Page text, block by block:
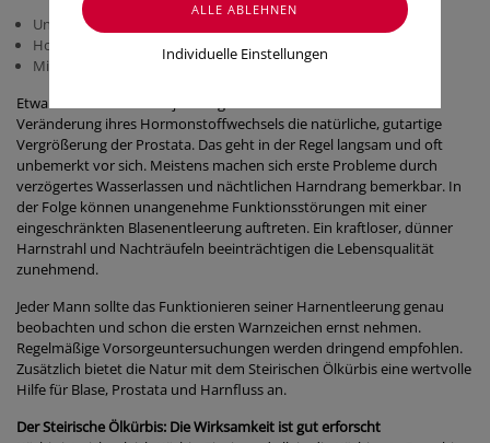
Unterstützt einen normalen Harnfluss
Hoch konzentriert für den Mann ab 40
Mit EFLA
940: Rein pflanzlicher, patentierter Spezialextrakt
Etwa ab dem 40. Lebensjahr beginnt bei vielen Männern durch
Veränderung ihres Hormonstoffwechsels die natürliche, gutartige
Vergrößerung der Prostata. Das geht in der Regel langsam und oft
unbemerkt vor sich. Meistens machen sich erste Probleme durch
verzögertes Wasserlassen und nächtlichen Harndrang bemerkbar. In
der Folge können unangenehme Funktionsstörungen mit einer
eingeschränkten Blasenentleerung auftreten. Ein kraftloser, dünner
Harnstrahl und Nachträufeln beeinträchtigen die Lebensqualität
zunehmend.
Jeder Mann sollte das Funktionieren seiner Harnentleerung genau
beobachten und schon die ersten Warnzeichen ernst nehmen.
Regelmäßige Vorsorgeuntersuchungen werden dringend empfohlen.
Zusätzlich bietet die Natur mit dem Steirischen Ölkürbis eine wertvolle
Hilfe für Blase, Prostata und Harnfluss an.
Der Steirische Ölkürbis: Die Wirksamkeit ist gut erforscht
Individuelle Einstellungen